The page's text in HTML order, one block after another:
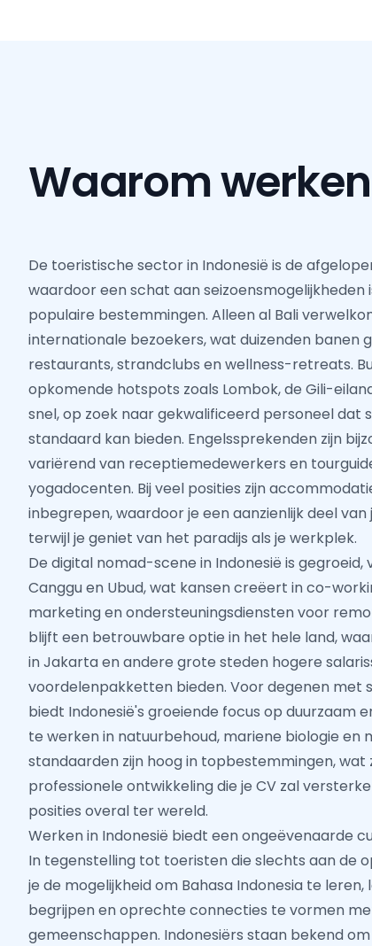
Waarom
De toeristische sector in Indonesië is de
waardoor een schat aan seizoensmogelijkheden
populaire bestemmingen. Alleen al Bali
internationale bezoekers, wat duizenden banen
restaurants, strandclubs en wellness-retreats.
opkomende hotspots zoals Lombok, de Gili-
snel, op zoek naar gekwalificeerd personeel dat
standaard kan bieden. Engelssprekenden zijn
variërend van receptiemedewerkers en
yogadocenten. Bij veel posities zijn
inbegrepen, waardoor je een aanzienlijk deel
terwijl je geniet van het paradijs als je werkplek.
De digital nomad-scene in Indonesië is gegroeid,
Canggu en Ubud, wat kansen creëert in co-
marketing en ondersteuningsdiensten voor
blijft een betrouwbare optie in het hele land,
in Jakarta en andere grote steden hogere
voordelenpakketten bieden. Voor degenen met
biedt Indonesië's groeiende focus op duurzaam
te werken in natuurbehoud, mariene biologie en
standaarden zijn hoog in topbestemmingen,
professionele ontwikkeling die je CV zal
posities overal ter wereld.
Werken in Indonesië biedt een ongeëvenaarde
In tegenstelling tot toeristen die slechts aan de
je de mogelijkheid om Bahasa Indonesia te
begrijpen en oprechte connecties te vormen
gemeenschappen. Indonesiërs staan bekend